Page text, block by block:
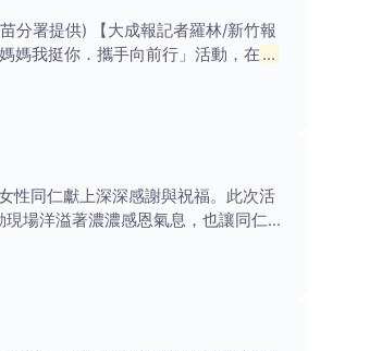
分署提供) 【大成報記者羅林/新竹報
媽我挺你．攜手向前行」活動，在 母
性同仁獻上深深感謝與祝福。此次活
場洋溢著濃濃感恩氣息，也讓同仁們